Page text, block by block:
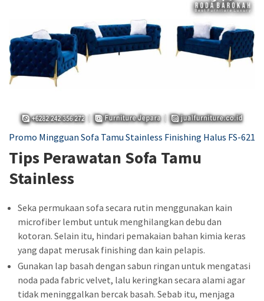
Promo Mingguan Sofa Tamu Stainless Finishing Halus FS-621
Tips Perawatan Sofa Tamu
Stainless
Seka permukaan sofa secara rutin menggunakan kain
microfiber lembut untuk menghilangkan debu dan
kotoran. Selain itu, hindari pemakaian bahan kimia keras
yang dapat merusak finishing dan kain pelapis.
Gunakan lap basah dengan sabun ringan untuk mengatasi
noda pada fabric velvet, lalu keringkan secara alami agar
tidak meninggalkan bercak basah. Sebab itu, menjaga